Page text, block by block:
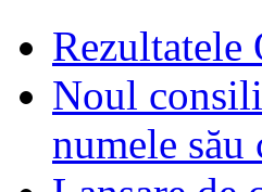
Rezultatele
Noul
numele său